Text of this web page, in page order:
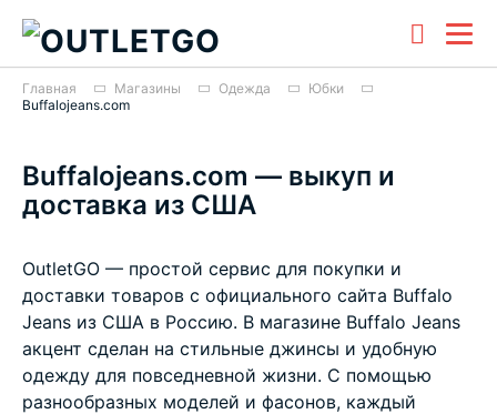
Главная Магазины Одежда
Юбки
Buffalojeans.com
Buffalojeans.com — выкуп и
доставка из США
OutletGO — простой сервис для покупки и
доставки товаров с официального сайта Buffalo
Jeans из США в Россию. В магазине Buffalo Jeans
акцент сделан на стильные джинсы и удобную
одежду для повседневной жизни. С помощью
разнообразных моделей и фасонов, каждый